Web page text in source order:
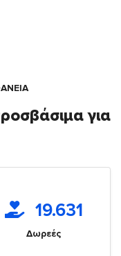
για
19.631
Δωρεές